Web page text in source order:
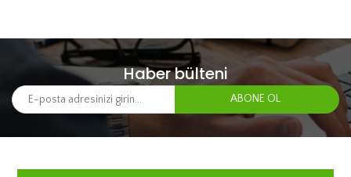
Haber bülteni